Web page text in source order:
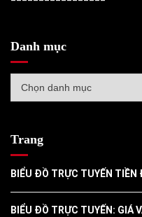
Danh mục
mục
Trang
BIỂU ĐỒ TRỰC TUYẾN TIỀN
BIỂU ĐỒ TRỰC TUYẾN: GIÁ